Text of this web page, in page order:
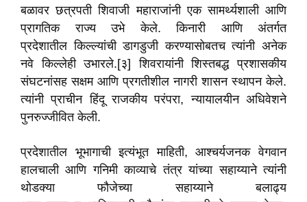
बळावर छत्रपती शिवाजी महाराजांनी एक सामर्थ्यशाली आणि
प्रागतिक राज्य उभे केले. किनारी आणि अंतर्गत
प्रदेशातील किल्ल्यांची डागडुजी करण्यासोबतच त्यांनी अनेक
नवे किल्लेही उभारले.[३] शिवरायांनी शिस्तबद्ध प्रशासकीय
संघटनांसह सक्षम आणि प्रगतीशील नागरी शासन स्थापन केले.
त्यांनी प्राचीन हिंदू राजकीय परंपरा, न्यायालयीन अधिवेशने
पुनरुज्जीवित केली.
प्रदेशातील भूभागाची इत्यंभूत माहिती, आश्चर्यजनक वेगवान
हालचाली आणि गनिमी काव्याचे तंत्र यांच्या सहाय्याने त्यांनी
थोडक्या फौजेच्या सहाय्याने बलाढ्य